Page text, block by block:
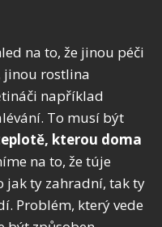
na to, že jinou péči
jinou rostlina
například
To musí být
kterou doma
na to, že túje
jak ty zahradní, tak ty
Problém, který vede